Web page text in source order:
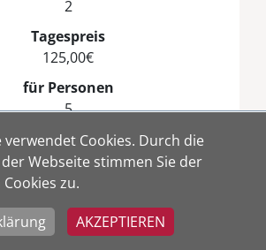
verwendet Cookies. Durch die
Webseite stimmen Sie der
zu.
AKZEPTIEREN
2
Tagespreis
125,00€
für Personen
5
Anreise nur
egal
Nebenkosten
125,00€
Saisonzeit